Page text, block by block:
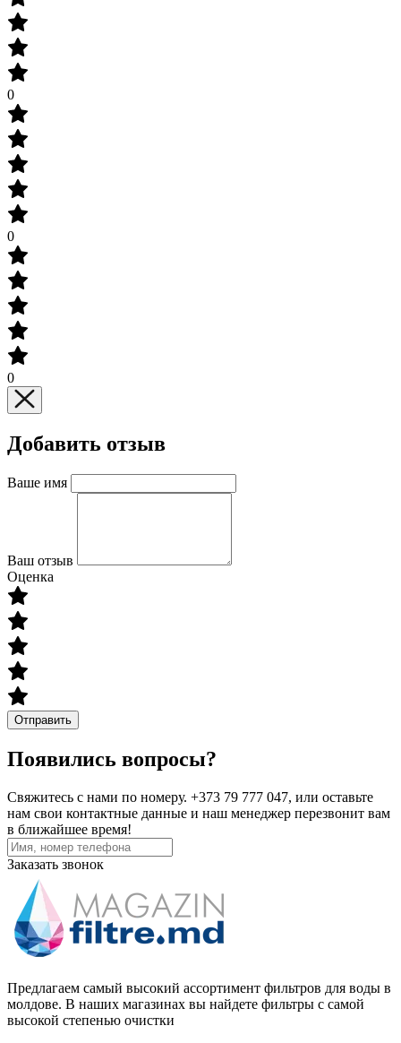
0
0
0
Добавить отзыв
Ваше имя
Ваш отзыв
Оценка
Отправить
Появились вопросы?
Свяжитесь с нами по номеру. +373 79 777 047, или оставьте
нам свои контактные данные и наш менеджер перезвонит вам
в ближайшее время!
Заказать звонок
Предлагаем самый высокий ассортимент фильтров для воды в
молдове. В наших магазинах вы найдете фильтры с самой
высокой степенью очистки